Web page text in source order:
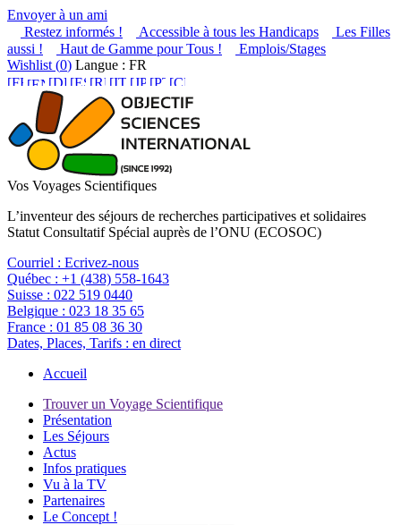
Envoyer à un ami
Restez informés !
Accessible à tous les Handicaps
Les Filles
aussi !
Haut de Gamme pour Tous !
Emplois/Stages
Wishlist (0) Langue : FR
Vos Voyages Scientifiques
L’inventeur des séjours de recherches participatives et solidaires
Statut Consultatif Spécial auprès de l’ONU (ECOSOC)
Courriel : Ecrivez-nous
Québec : +1 (438) 558-1643
Suisse : 022 519 0440
Belgique : 023 18 35 65
France : 01 85 08 36 30
Dates, Places, Tarifs : en direct
Accueil
Trouver un Voyage Scientifique
Présentation
Les Séjours
Actus
Infos pratiques
Vu à la TV
Partenaires
Le Concept !